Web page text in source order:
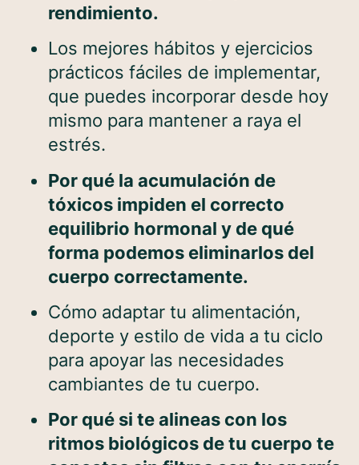
rendimiento.
Los mejores hábitos y ejercicios
prácticos fáciles de implementar,
que puedes incorporar desde hoy
mismo para mantener a raya el
estrés.
Por qué la acumulación de
tóxicos impiden el correcto
equilibrio hormonal y de qué
forma podemos eliminarlos del
cuerpo correctamente.
Cómo adaptar tu alimentación,
deporte y estilo de vida a tu ciclo
para apoyar las necesidades
cambiantes de tu cuerpo.
Por qué si te alineas con los
ritmos biológicos de tu cuerpo te